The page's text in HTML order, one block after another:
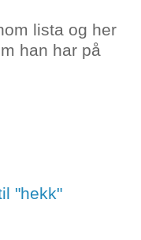
lista og her
han har på
"hekk"